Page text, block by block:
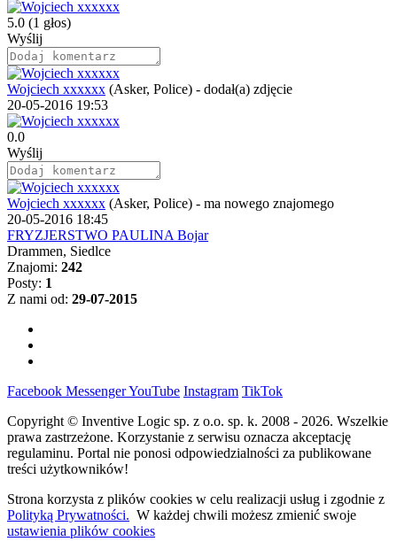
5.0 (1 głos)
Wyślij
Wojciech xxxxxx (Asker, Police) - dodał(a) zdjęcie
20-05-2016 19:53
0.0
Wyślij
Wojciech xxxxxx (Asker, Police) - ma nowego znajomego
20-05-2016 18:45
FRYZJERSTWO PAULINA Bojar
Drammen, Siedlce
Znajomi: 242
Posty: 1
Z nami od: 29-07-2015
Facebook MessengerYouTube Instagram TikTok
Copyright © Inventive Logic sp. z o.o. sp. k. 2008 - 2026. Wszelkie
prawa zastrzeżone. Korzystanie z serwisu oznacza akceptację
regulaminu. Portal nie ponosi odpowiedzialności za publikowane
treści użytkowników!
Strona korzysta z plików cookies w celu realizacji usług i zgodnie z
Polityką Prywatności. W każdej chwili możesz zmienić swoje
ustawienia plików cookies